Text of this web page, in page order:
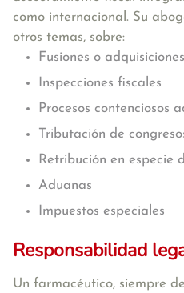
como internacional. Su
otros temas, sobre:
Fusiones o adquisiciones
Inspecciones fiscales
Procesos contenciosos
Tributación de
Retribución en especie
Aduanas
Impuestos especiales
Responsabilidad
Un farmacéutico, siempre